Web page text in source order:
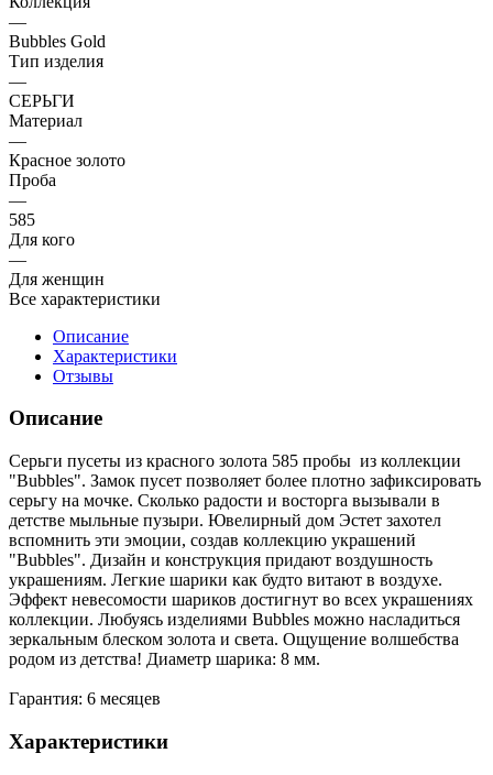
—
Bubbles Gold
Тип изделия
—
СЕРЬГИ
Материал
—
Красное золото
Проба
—
585
Для кого
—
Для женщин
Все характеристики
Описание
Характеристики
Отзывы
Описание
Серьги пусеты из красного золота 585 пробы из коллекции
"Bubbles". Замок пусет позволяет более плотно зафиксировать
серьгу на мочке. Сколько радости и восторга вызывали в
детстве мыльные пузыри. Ювелирный дом Эстет захотел
вспомнить эти эмоции, создав коллекцию украшений
"Bubbles". Дизайн и конструкция придают воздушность
украшениям. Легкие шарики как будто витают в воздухе.
Эффект невесомости шариков достигнут во всех украшениях
коллекции. Любуясь изделиями Bubbles можно насладиться
зеркальным блеском золота и света. Ощущение волшебства
родом из детства! Диаметр шарика: 8 мм.
Гарантия: 6 месяцев
Характеристики